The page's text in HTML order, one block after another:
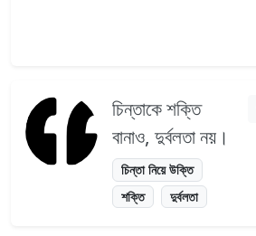
চিন্তাকে শক্তি
বানাও, দুর্বলতা নয়।
চিন্তা নিয়ে উক্তি
শক্তি
দুর্বলতা